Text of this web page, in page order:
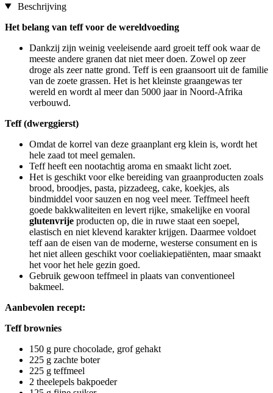
Beschrijving
Het belang van teff voor de wereldvoeding
Dankzij zijn weinig veeleisende aard groeit teff ook waar de
meeste andere granen dat niet meer doen. Zowel op zeer
droge als zeer natte grond. Teff is een graansoort uit de familie
van de zoete grassen. Het is het kleinste graangewas ter
wereld en wordt al meer dan 5000 jaar in Noord-Afrika
verbouwd.
Teff (dwerggierst)
Omdat de korrel van deze graanplant erg klein is, wordt het
hele zaad tot meel gemalen.
Teff heeft een nootachtig aroma en smaakt licht zoet.
Het is geschikt voor elke bereiding van graanproducten zoals
brood, broodjes, pasta, pizzadeeg, cake, koekjes, als
bindmiddel voor sauzen en nog veel meer. Teffmeel heeft
goede bakkwaliteiten en levert rijke, smakelijke en vooral
glutenvrije producten op, die in ruwe staat een soepel,
elastisch en niet klevend karakter krijgen. Daarmee voldoet
teff aan de eisen van de moderne, westerse consument en is
het niet alleen geschikt voor coeliakiepatiënten, maar smaakt
het voor het hele gezin goed.
Gebruik gewoon teffmeel in plaats van conventioneel
bakmeel.
Aanbevolen recept:
Teff brownies
150 g pure chocolade, grof gehakt
225 g zachte boter
225 g teffmeel
2 theelepels bakpoeder